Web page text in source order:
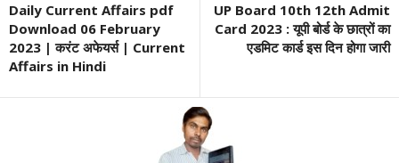
Daily Current Affairs pdf
Download 06 February
2023 | करंट अफेयर्स | Current
Affairs in Hindi
UP Board 10th 12th Admit
Card 2023 : यूपी बोर्ड के छात्रों का
एडमिट कार्ड इस दिन होगा जारी